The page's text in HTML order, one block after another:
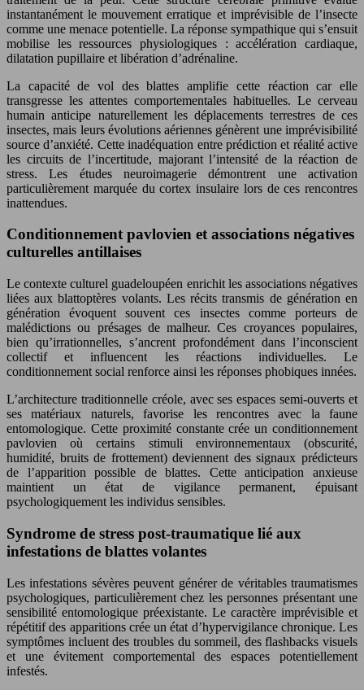
instantanément le mouvement erratique et imprévisible de l’insecte
comme une menace potentielle. La réponse sympathique qui s’ensuit
mobilise les ressources physiologiques : accélération cardiaque,
dilatation pupillaire et libération d’adrénaline.
La capacité de vol des blattes amplifie cette réaction car elle
transgresse les attentes comportementales habituelles. Le cerveau
humain anticipe naturellement les déplacements terrestres de ces
insectes, mais leurs évolutions aériennes génèrent une imprévisibilité
source d’anxiété. Cette inadéquation entre prédiction et réalité active
les circuits de l’incertitude, majorant l’intensité de la réaction de
stress. Les études neuroimagerie démontrent une activation
particulièrement marquée du cortex insulaire lors de ces rencontres
inattendues.
Conditionnement pavlovien et associations négatives
culturelles antillaises
Le contexte culturel guadeloupéen enrichit les associations négatives
liées aux blattoptères volants. Les récits transmis de génération en
génération évoquent souvent ces insectes comme porteurs de
malédictions ou présages de malheur. Ces croyances populaires,
bien qu’irrationnelles, s’ancrent profondément dans l’inconscient
collectif et influencent les réactions individuelles. Le
conditionnement social renforce ainsi les réponses phobiques innées.
L’architecture traditionnelle créole, avec ses espaces semi-ouverts et
ses matériaux naturels, favorise les rencontres avec la faune
entomologique. Cette proximité constante crée un conditionnement
pavlovien où certains stimuli environnementaux (obscurité,
humidité, bruits de frottement) deviennent des signaux prédicteurs
de l’apparition possible de blattes. Cette anticipation anxieuse
maintient un état de vigilance permanent, épuisant
psychologiquement les individus sensibles.
Syndrome de stress post-traumatique lié aux
infestations de blattes volantes
Les infestations sévères peuvent générer de véritables traumatismes
psychologiques, particulièrement chez les personnes présentant une
sensibilité entomologique préexistante. Le caractère imprévisible et
répétitif des apparitions crée un état d’hypervigilance chronique. Les
symptômes incluent des troubles du sommeil, des flashbacks visuels
et une évitement comportemental des espaces potentiellement
infestés.